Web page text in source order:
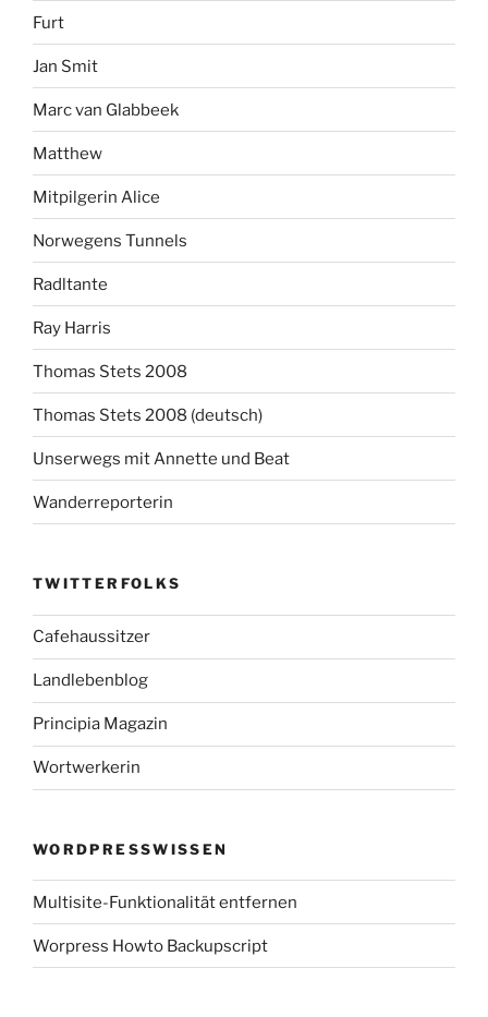
Furt
Jan Smit
Marc van Glabbeek
Matthew
Mitpilgerin Alice
Norwegens Tunnels
Radltante
Ray Harris
Thomas Stets 2008
Thomas Stets 2008 (deutsch)
Unserwegs mit Annette und Beat
Wanderreporterin
TWITTERFOLKS
Cafehaussitzer
Landlebenblog
Principia Magazin
Wortwerkerin
WORDPRESSWISSEN
Multisite-Funktionalität entfernen
Worpress Howto Backupscript